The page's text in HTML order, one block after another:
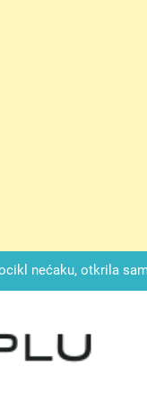
potpisom ukrao
SINA — ALI
ŽENE ZA KOJU SU
je snimao svaku
problemi smanjuju –